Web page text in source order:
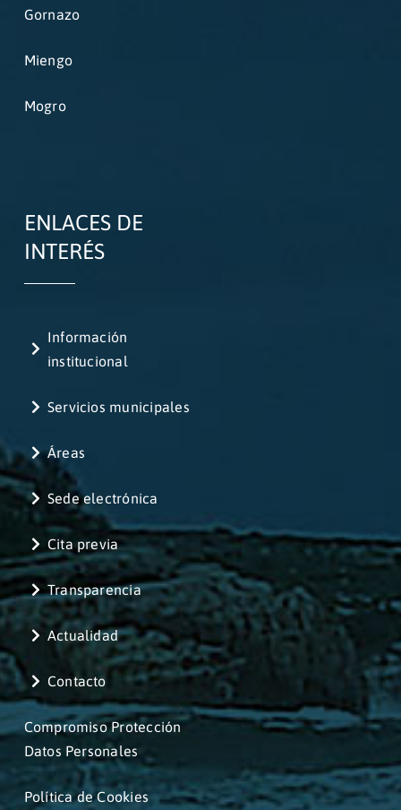
Gornazo
Miengo
Mogro
ENLACES DE
INTERÉS
Información
institucional
Servicios municipales
Áreas
Sede electrónica
Cita previa
Transparencia
Actualidad
Contacto
Compromiso Protección
Datos Personales
Política de Cookies